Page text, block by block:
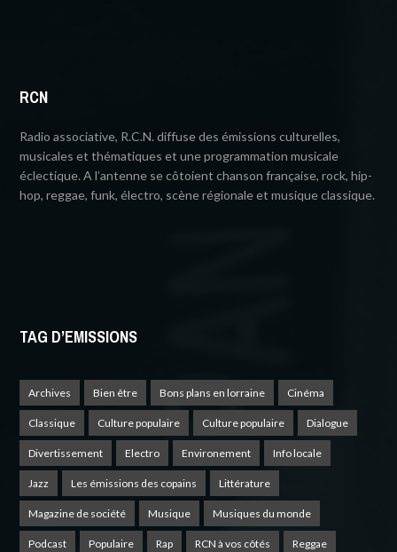
RCN
Radio associative, R.C.N. diffuse des émissions culturelles,
musicales et thématiques et une programmation musicale
éclectique. A l’antenne se côtoient chanson française, rock, hip-
hop, reggae, funk, électro, scène régionale et musique classique.
TAG D’EMISSIONS
Archives Bien être Bons plans en lorraine Cinéma
Classique Culture populaire Culture populaire Dialogue
Divertissement Electro Environement Info locale
Jazz Les émissions des copains Littérature
Magazine de société Musique Musiques du monde
Podcast Populaire Rap RCN à vos côtés Reggae